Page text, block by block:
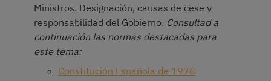
Ministros. Designación, causas de cese y
responsabilidad del Gobierno. Consultad a
continuación las normas destacadas para
este tema:
Constitución Española de 1978